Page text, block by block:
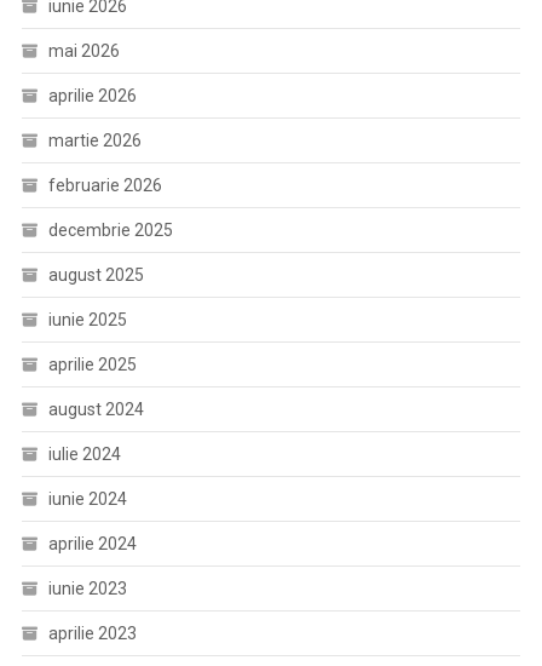
iunie 2026
mai 2026
aprilie 2026
martie 2026
februarie 2026
decembrie 2025
august 2025
iunie 2025
aprilie 2025
august 2024
iulie 2024
iunie 2024
aprilie 2024
iunie 2023
aprilie 2023